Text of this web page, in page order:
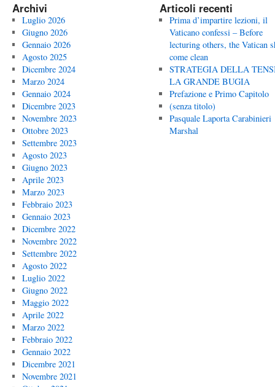
Archivi
Luglio 2026
Giugno 2026
Gennaio 2026
Agosto 2025
Dicembre 2024
Marzo 2024
Gennaio 2024
Dicembre 2023
Novembre 2023
Ottobre 2023
Settembre 2023
Agosto 2023
Giugno 2023
Aprile 2023
Marzo 2023
Febbraio 2023
Gennaio 2023
Dicembre 2022
Novembre 2022
Settembre 2022
Agosto 2022
Luglio 2022
Giugno 2022
Maggio 2022
Aprile 2022
Marzo 2022
Febbraio 2022
Gennaio 2022
Dicembre 2021
Novembre 2021
Articoli recenti
Prima d’impartire lezioni, il
Vaticano confessi – Before
lecturing others, the Vatican
come clean
STRATEGIA DELLA
LA GRANDE BUGIA
Prefazione e Primo Capitolo
(senza titolo)
Pasquale Laporta Carabinieri
Marshal